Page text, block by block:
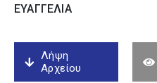
ΕΥΑΓΓΕΛΙΑ
Λήψη
Αρχείου